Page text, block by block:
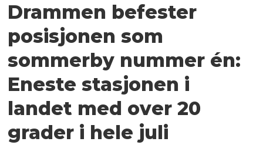
Drammen befester
posisjonen som
sommerby nummer én:
Eneste stasjonen i
landet med over 20
grader i hele juli